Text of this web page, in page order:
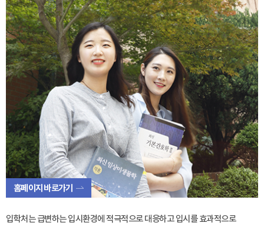
홈페이지 바로가기
입학처는 급변하는 입시환경에 적극적으로 대응하고 입시를 효과적으로